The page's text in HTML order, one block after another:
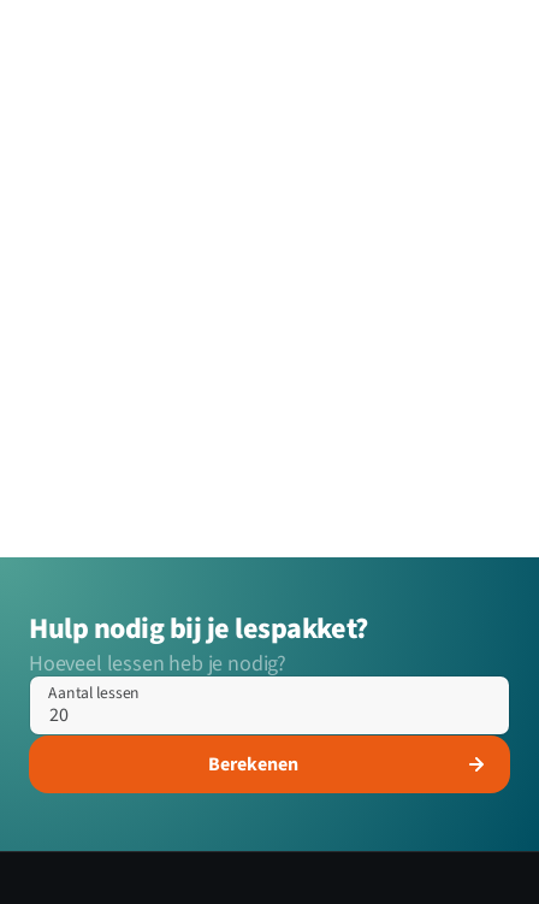
Hulp nodig bij je lespakket?
Hoeveel lessen heb je nodig?
Aantal lessen
Berekenen